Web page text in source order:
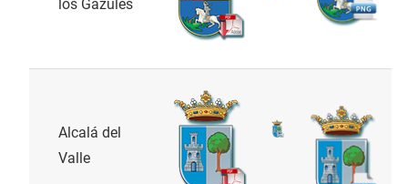
los Gazules
Alcalá del
Valle